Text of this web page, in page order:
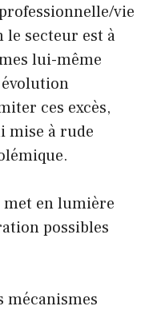
vie
secteur est à
lui-même
ces excès,
mise à rude
met en lumière
possibles
mécanismes